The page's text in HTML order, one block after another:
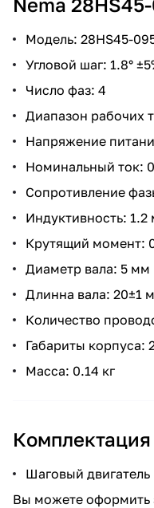
Модель: 28HS45-
Угловой шаг: 1.8°
Число фаз: 4
Диапазон рабочих
Напряжение
Номинальный ток:
Сопротивление
Индуктивность: 1.2
Крутящий момент:
Диаметр вала: 5 мм
Длинна вала: 20±1
Количество
Габариты корпуса:
Масса: 0.14 кг
Комплектация
Шаговый двигатель
Вы можете оформить